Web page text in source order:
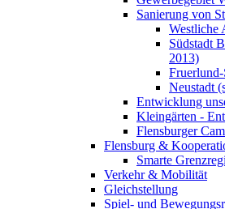
Sanierung von
Westliche
Südstadt
2013)
Neustadt
Entwicklung
Kleingärten -
Flensburger
Flensburg &
Smarte
Verkehr & Mobilität
Gleichstellung
Spiel- und